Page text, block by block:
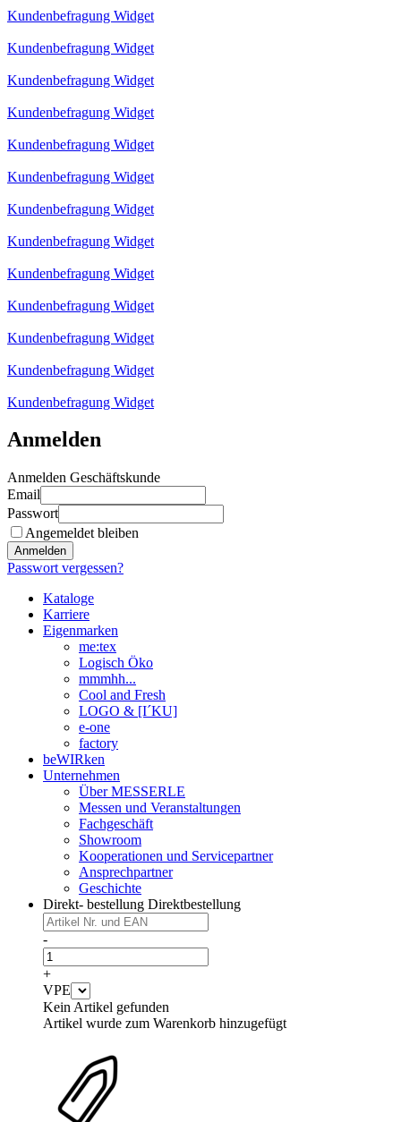
Kundenbefragung Widget
Kundenbefragung Widget
Kundenbefragung Widget
Kundenbefragung Widget
Kundenbefragung Widget
Kundenbefragung Widget
Kundenbefragung Widget
Kundenbefragung Widget
Kundenbefragung Widget
Kundenbefragung Widget
Kundenbefragung Widget
Kundenbefragung Widget
Kundenbefragung Widget
Anmelden
Anmelden Geschäftskunde
Email
Passwort
Angemeldet bleiben
Anmelden
Passwort vergessen?
Kataloge
Karriere
Eigenmarken
me:tex
Logisch Öko
mmmhh...
Cool and Fresh
LOGO & [I´KU]
e-one
factory
beWIRken
Unternehmen
Über MESSERLE
Messen und Veranstaltungen
Fachgeschäft
Showroom
Kooperationen und Servicepartner
Ansprechpartner
Geschichte
Direkt- bestellung Direktbestellung
-
+
VPE
Kein Artikel gefunden
Artikel wurde zum Warenkorb hinzugefügt